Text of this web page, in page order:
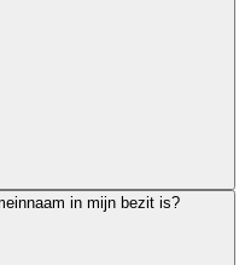
in mijn bezit is?